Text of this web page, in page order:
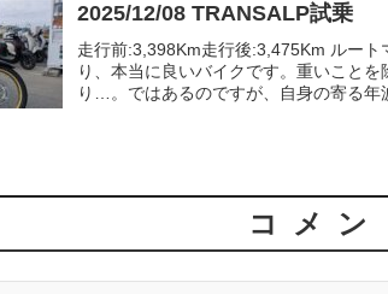
2025/12/08 TRANSALP試乗
走行前:3,398Km走行後:3,475Km ルー
り、本当に良いバイクです。重いこと
り…。ではあるのですが、自身の寄る年
コメン